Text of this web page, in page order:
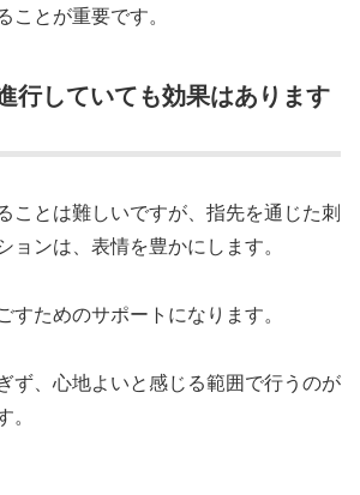
ことが重要です。
行していても効果はあります
ことは難しいですが、指先を通じた刺
ョンは、表情を豊かにします。
すためのサポートになります。
ず、心地よいと感じる範囲で行うのが